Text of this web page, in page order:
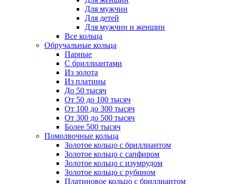
Для мужчин
Для детей
Для мужчин и женщин
Все кольца
Обручальные кольца
Парные
С бриллиантами
Из золота
Из платины
До 50 тысяч
От 50 до 100 тысяч
От 100 до 300 тысяч
От 300 до 500 тысяч
Более 500 тысяч
Помолвочные кольца
Золотое кольцо с бриллиантом
Золотое кольцо с сапфиром
Золотое кольцо с изумрудом
Золотое кольцо с рубином
Платиновое кольцо с бриллиантом